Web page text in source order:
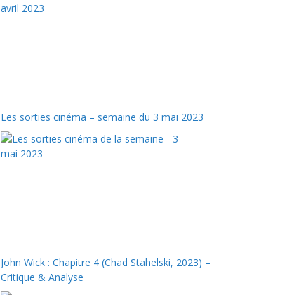
Les sorties cinéma – semaine du 3 mai 2023
John Wick : Chapitre 4 (Chad Stahelski, 2023) –
Critique & Analyse